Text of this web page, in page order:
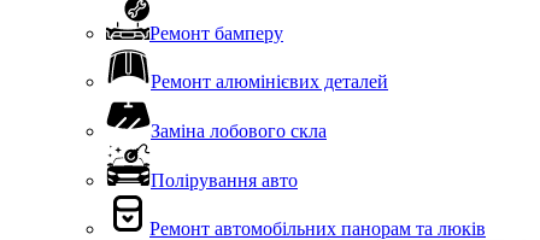
Ремонт бамперу
Ремонт алюмінієвих деталей
Заміна лобового скла
Полірування авто
Ремонт автомобільних панорам та люків